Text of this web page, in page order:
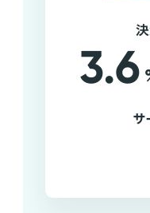
3.6
サ